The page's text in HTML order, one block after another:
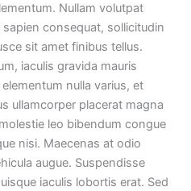
Nullam volutpat
consequat, sollicitudin
sit amet finibus tellus.
iaculis gravida mauris
nulla varius, et
ullamcorper placerat magna
leo bibendum congue
nisi. Maecenas at odio
augue. Suspendisse
iaculis lobortis erat. Sed